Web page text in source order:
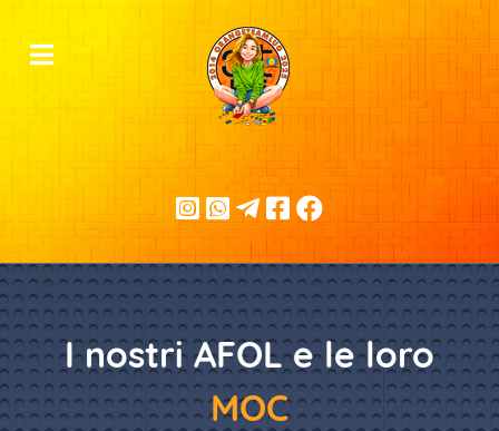
I nostri AFOL e le loro
MOC